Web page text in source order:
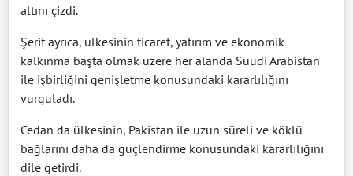
altını çizdi.
Şerif ayrıca, ülkesinin ticaret, yatırım ve ekonomik
kalkınma başta olmak üzere her alanda Suudi Arabistan
ile işbirliğini genişletme konusundaki kararlılığını
vurguladı.
Cedan da ülkesinin, Pakistan ile uzun süreli ve köklü
bağlarını daha da güçlendirme konusundaki kararlılığını
dile getirdi.